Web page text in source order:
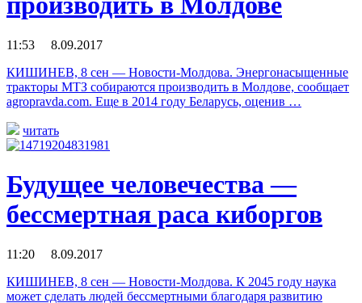
11:53 8.09.2017
КИШИНЕВ, 8 сен — Новости-Молдова. Энергонасыщенные
тракторы МТЗ собираются производить в Молдове, сообщает
agropravda.com. Еще в 2014 году Беларусь, оценив …
читать
Будущее человечества —
бессмертная раса киборгов
11:20 8.09.2017
КИШИНЕВ, 8 сен — Новости-Молдова. К 2045 году наука
может сделать людей бессмертными благодаря развитию